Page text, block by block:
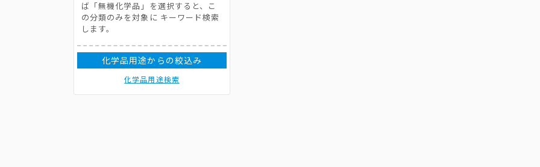
ば「無機化学品」を選択すると、こ
の分類のみを対象に キーワード検索
します。
化学品用途からの絞込み
化学品用途検索